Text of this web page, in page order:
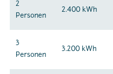
2
Personen
2.400 kWh
3
Personen
3.200 kWh